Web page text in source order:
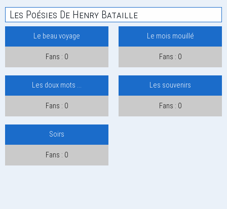
Les Poésies De Henry Bataille
Le beau voyage
Fans : 0
Le mois mouillé
Fans : 0
Les doux mots ...
Fans : 0
Les souvenirs
Fans : 0
Soirs
Fans : 0